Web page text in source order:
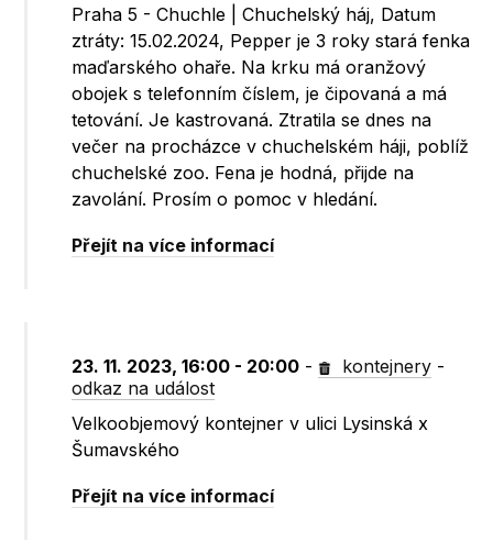
Praha 5 - Chuchle | Chuchelský háj, Datum
ztráty: 15.02.2024, Pepper je 3 roky stará fenka
maďarského ohaře. Na krku má oranžový
obojek s telefonním číslem, je čipovaná a má
tetování. Je kastrovaná. Ztratila se dnes na
večer na procházce v chuchelském háji, poblíž
chuchelské zoo. Fena je hodná, přijde na
zavolání. Prosím o pomoc v hledání.
Přejít na více informací
23. 11. 2023, 16:00 - 20:00 - kontejnery -
odkaz na událost
Velkoobjemový kontejner v ulici Lysinská x
Šumavského
Přejít na více informací